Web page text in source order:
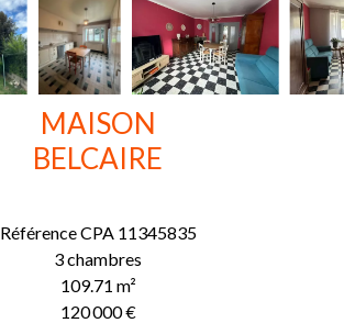
MAISON
BELCAIRE
RéférenceCPA 11345835
3 chambres
109.71 m²
120 000 €